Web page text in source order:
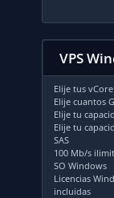
VPS
Elije tus
Elije cuantos
Elije tu
Elije tu
SAS
100 Mb/s
SO Windows
Licencias
incluidas